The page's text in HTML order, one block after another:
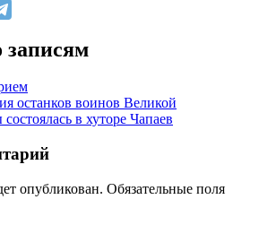
записям
останков воинов Великой
в хуторе Чапаев
опубликован. Обязательные поля